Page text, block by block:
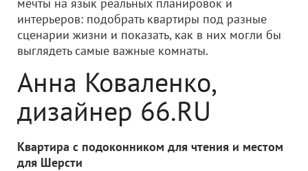
интерьеров: подобрать квартиры под разные
сценарии жизни и показать, как в них могли бы
выглядеть самые важные комнаты.
Анна Коваленко,
дизайнер 66.RU
Квартира с подоконником для чтения и местом
для Шерсти